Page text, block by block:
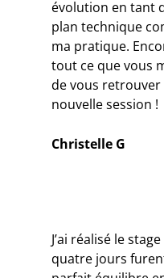
évolution en tant
plan technique
ma pratique.
tout ce que vous
de vous retrouver
nouvelle session !
Christelle G
J’ai réalisé le
quatre jours